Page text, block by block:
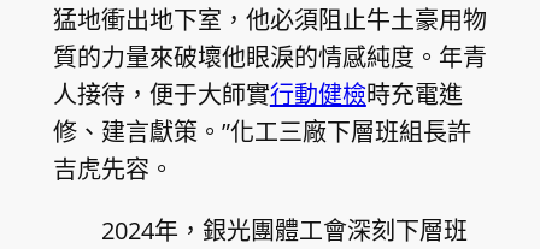
猛地衝出地下室，他必須阻止牛土豪用物
質的力量來破壞他眼淚的情感純度。年青
人接待，便于大師實行動健檢時充電進
修、建言獻策。”化工三廠下層班組長許
吉虎先容。
2024年，銀光團體工會深刻下層班